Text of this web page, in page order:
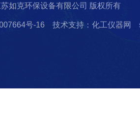
如克环保设备有限公司 版权所有
号-16 技术支持：化工仪器网